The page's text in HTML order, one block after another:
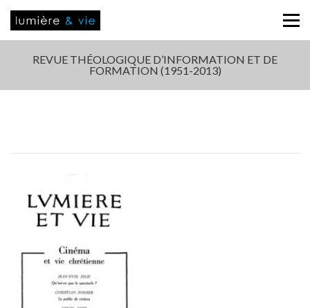
REVUE THÉOLOGIQUE D’INFORMATION ET DE
FORMATION (1951-2013)